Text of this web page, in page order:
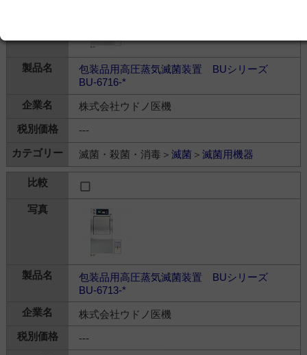
包装品用高圧蒸気滅菌装置 BUシリーズ
BU-6716-*
株式会社ウドノ医機
---
滅菌・殺菌・消毒＞ 滅菌 ＞ 滅菌用機器
包装品用高圧蒸気滅菌装置 BUシリーズ
BU-6713-*
株式会社ウドノ医機
---